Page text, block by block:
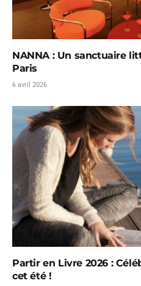
NANNA : Un sanctuaire
Paris
6 avril 2026
Partir en Livre 2026 :
cet été !